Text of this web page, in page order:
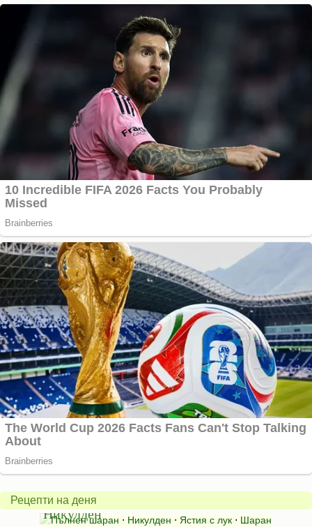
Рецепти на деня
Пълнен
шаран
за
Никулден
Пълнен шаран ⋅ Никулден ⋅ Ястия с лук ⋅ Шаран
с